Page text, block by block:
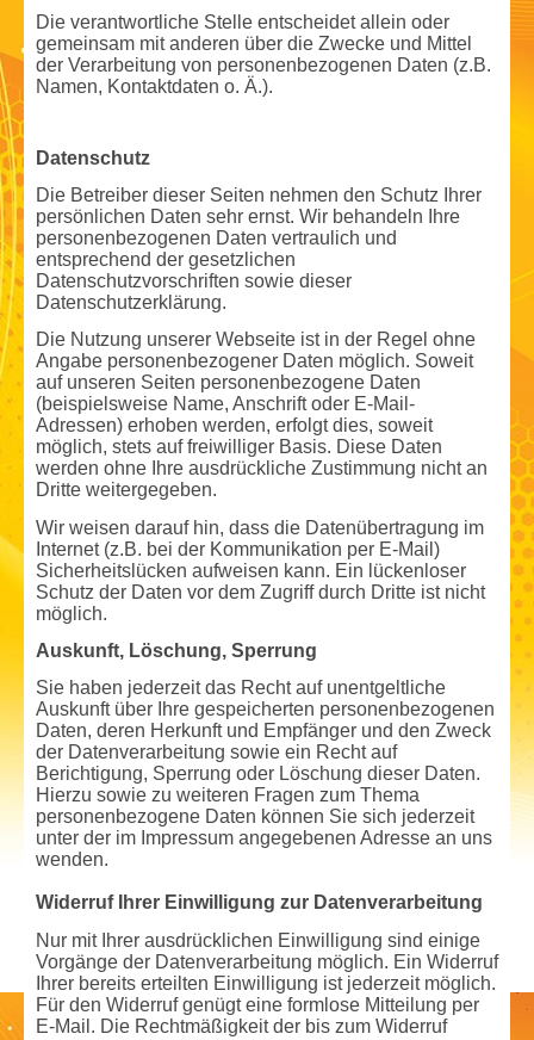
Die verantwortliche Stelle entscheidet allein oder
gemeinsam mit anderen über die Zwecke und Mittel
der Verarbeitung von personenbezogenen Daten (z.B.
Namen, Kontaktdaten o. Ä.).
Datenschutz
Die Betreiber dieser Seiten nehmen den Schutz Ihrer
persönlichen Daten sehr ernst. Wir behandeln Ihre
personenbezogenen Daten vertraulich und
entsprechend der gesetzlichen
Datenschutzvorschriften sowie dieser
Datenschutzerklärung.
Die Nutzung unserer Webseite ist in der Regel ohne
Angabe personenbezogener Daten möglich. Soweit
auf unseren Seiten personenbezogene Daten
(beispielsweise Name, Anschrift oder E-Mail-
Adressen) erhoben werden, erfolgt dies, soweit
möglich, stets auf freiwilliger Basis. Diese Daten
werden ohne Ihre ausdrückliche Zustimmung nicht an
Dritte weitergegeben.
Wir weisen darauf hin, dass die Datenübertragung im
Internet (z.B. bei der Kommunikation per E-Mail)
Sicherheitslücken aufweisen kann. Ein lückenloser
Schutz der Daten vor dem Zugriff durch Dritte ist nicht
möglich.
Auskunft, Löschung, Sperrung
Sie haben jederzeit das Recht auf unentgeltliche
Auskunft über Ihre gespeicherten personenbezogenen
Daten, deren Herkunft und Empfänger und den Zweck
der Datenverarbeitung sowie ein Recht auf
Berichtigung, Sperrung oder Löschung dieser Daten.
Hierzu sowie zu weiteren Fragen zum Thema
personenbezogene Daten können Sie sich jederzeit
unter der im Impressum angegebenen Adresse an uns
wenden.
Widerruf Ihrer Einwilligung zur Datenverarbeitung
Nur mit Ihrer ausdrücklichen Einwilligung sind einige
Vorgänge der Datenverarbeitung möglich. Ein Widerruf
Ihrer bereits erteilten Einwilligung ist jederzeit möglich.
Für den Widerruf genügt eine formlose Mitteilung per
E-Mail. Die Rechtmäßigkeit der bis zum Widerruf